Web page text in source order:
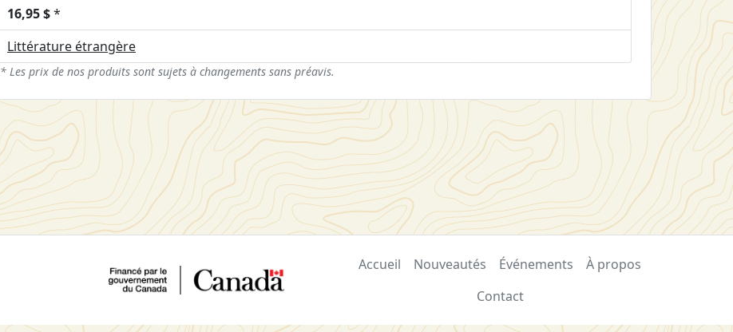
16,95 $*
Littérature étrangère
* Les prix de nos produits sont sujets à changements sans préavis.
Accueil Nouveautés Événements
À propos
Contact